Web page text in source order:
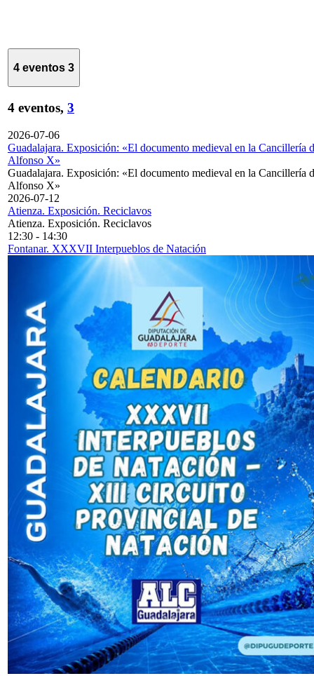
4 eventos 3
4 eventos, 3
2026-07-06
Guadalajara. Exposición: «El documento medieval en la Cancillería
Alfonso X»
Guadalajara. Exposición: «El documento medieval en la Cancillería
Alfonso X»
2026-07-12
Atienza. Exposición. Reciclavos
Atienza. Exposición. Reciclavos
12:30 - 14:30
Fontanar. XXXVII Interpueblos de Natación